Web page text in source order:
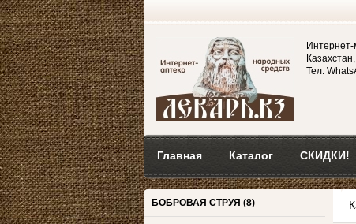
Тел.
Главная Каталог СКИДКИ!
БОБРОВАЯ СТРУЯ (8)